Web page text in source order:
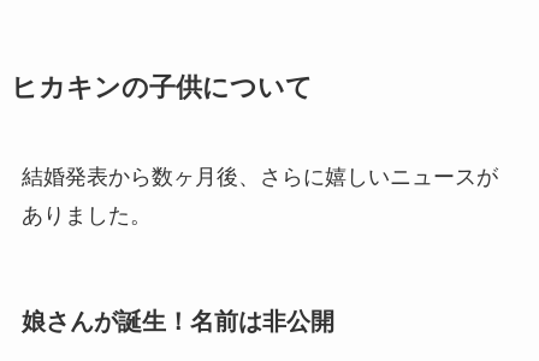
ヒカキンの子供について
結婚発表から数ヶ月後、さらに嬉しいニュースが
ありました。
娘さんが誕生！名前は非公開